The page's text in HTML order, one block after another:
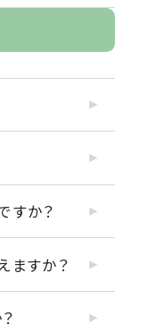
すか？
ますか？